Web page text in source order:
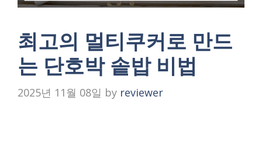
최고의 멀티쿠커로 만드
는 단호박 솥밥 비법
2025년 11월 08일 by reviewer